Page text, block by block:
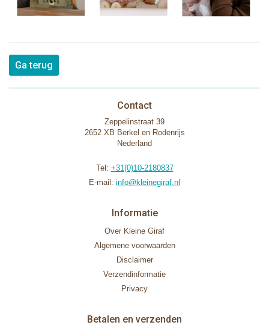
Ga terug
Contact
Zeppelinstraat 39
2652 XB Berkel en Rodenrijs
Nederland
Tel: +31(0)10-2180837
E-mail: info@kleinegiraf.nl
Informatie
Over Kleine Giraf
Algemene voorwaarden
Disclaimer
Verzendinformatie
Privacy
Betalen en verzenden